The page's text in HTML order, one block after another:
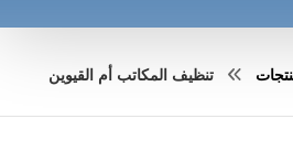
تنظيف المكاتب أم القيوين